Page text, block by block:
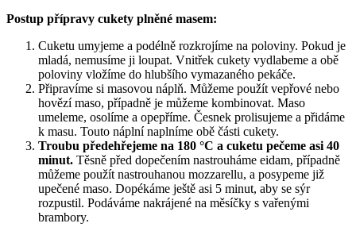
Postup přípravy cukety plněné masem:
Cuketu umyjeme a podélně rozkrojíme na poloviny. Pokud je
mladá, nemusíme ji loupat. Vnitřek cukety vydlabeme a obě
poloviny vložíme do hlubšího vymazaného pekáče.
Připravíme si masovou náplň. Můžeme použít vepřové nebo
hovězí maso, případně je můžeme kombinovat. Maso
umeleme, osolíme a opepříme. Česnek prolisujeme a přidáme
k masu. Touto náplní naplníme obě části cukety.
Troubu předehřejeme na 180 °C a cuketu pečeme asi 40
minut. Těsně před dopečením nastrouháme eidam, případně
můžeme použít nastrouhanou mozzarellu, a posypeme již
upečené maso. Dopékáme ještě asi 5 minut, aby se sýr
rozpustil. Podáváme nakrájené na měsíčky s vařenými
brambory.